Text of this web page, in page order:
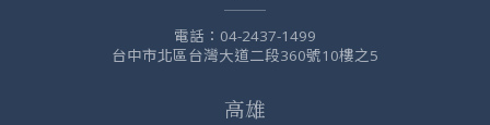
電話： 04-2437-1499
台中市北區台灣大道二段360號10樓之5
高雄